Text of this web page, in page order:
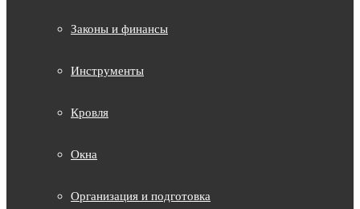
Законы и финансы
Инструменты
Кровля
Окна
Организация и подготовка